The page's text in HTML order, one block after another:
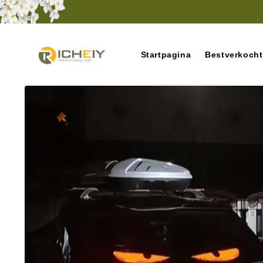
Meteen
naar de
content
Startpagina Bestverkocht